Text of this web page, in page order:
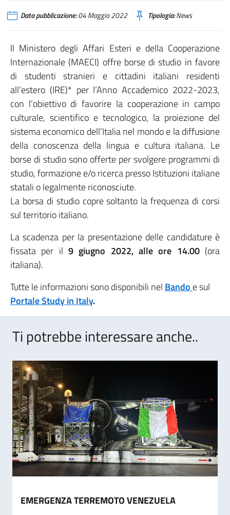
Data pubblicazione:04 Maggio 2022 Tipologia:News
Il Ministero degli Affari Esteri e della Cooperazione
Internazionale (MAECI) offre borse di studio in favore
di studenti stranieri e cittadini italiani residenti
all’estero (IRE)* per l’Anno Accademico 2022-2023,
con l’obiettivo di favorire la cooperazione in campo
culturale, scientifico e tecnologico, la proiezione del
sistema economico dell’Italia nel mondo e la diffusione
della conoscenza della lingua e cultura italiana. Le
borse di studio sono offerte per svolgere programmi di
studio, formazione e/o ricerca presso Istituzioni italiane
statali o legalmente riconosciute.
La borsa di studio copre soltanto la frequenza di corsi
sul territorio italiano.
La scadenza per la presentazione delle candidature è
fissata per il 9 giugno 2022, alle ore 14.00(ora
italiana).
Tutte le informazioni sono disponibili nel Bando e sul
Portale Study in Italy.
Ti potrebbe interessare anche..
EMERGENZA TERREMOTO VENEZUELA